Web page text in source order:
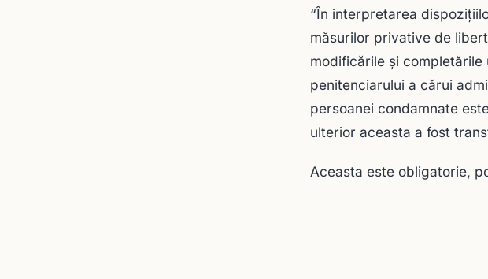
“În interpretarea
măsurilor privative de
modificările şi
penitenciarului a cărui
persoanei condamnate
ulterior aceasta a fost
Aceasta este obligatorie,